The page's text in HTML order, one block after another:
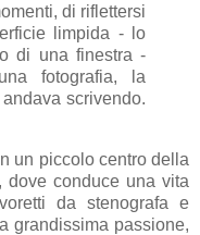
di riflettersi
limpida - lo
di una finestra -
fotografia, la
scrivendo.
un piccolo centro della
dove conduce una vita
da stenografa e
grandissima passione,